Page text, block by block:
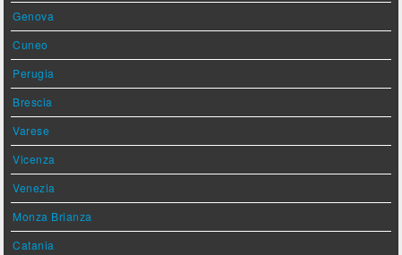
Genova
Cuneo
Perugia
Brescia
Varese
Vicenza
Venezia
Monza Brianza
Catania